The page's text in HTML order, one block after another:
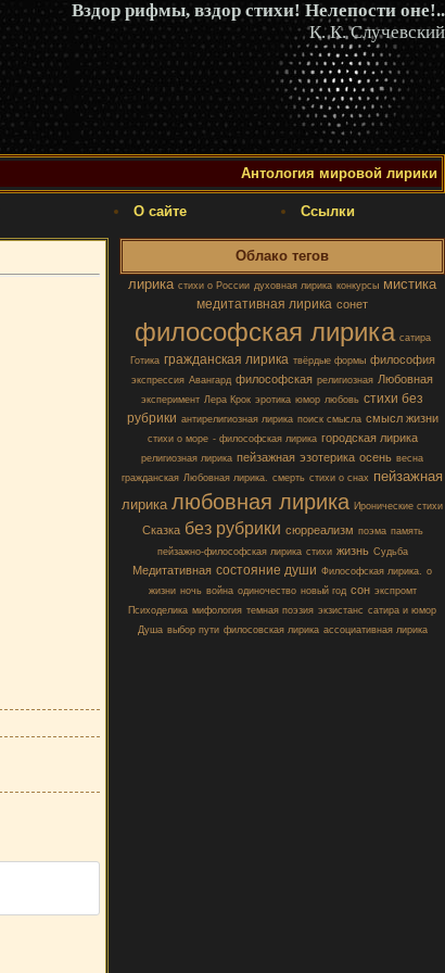
Вздор рифмы, вздор стихи! Нелепости оне!..
К. К. Случевский
Антология мировой лирики
О сайте Ссылки
Облако тегов
лирика стихи о России духовная лирика конкурсы мистика
медитативная лирика сонет
философская лирика сатира
Готика гражданская лирика твёрдые формы философия
экспрессия Авангард философская религиозная Любовная
эксперимент Лера Крок эротика юмор любовь стихи без
рубрики антирелигиозная лирика поиск смысла смысл жизни
стихи о море - философская лирика городская лирика
религиозная лирика пейзажная эзотерика осень весна
гражданская Любовная лирика. смерть стихи о снах пейзажная
лирика любовная лирика Иронические стихи
Сказка без рубрики сюрреализм поэма память
пейзажно-философская лирика стихи жизнь Судьба
Медитативная состояние души Философская лирика. о
жизни ночь война одиночество новый год сон экспромт
Психоделика мифология темная поэзия экзистанс сатира и юмор
Душа выбор пути филосовская лирика ассоциативная лирика